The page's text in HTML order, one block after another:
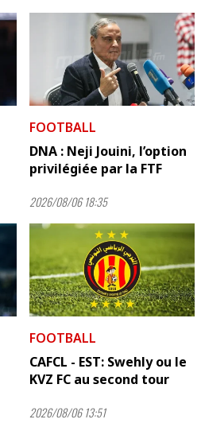
FOOTBALL
DNA : Neji Jouini, l’option
privilégiée par la FTF
2026/08/06 18:35
FOOTBALL
CAFCL - EST: Swehly ou le
KVZ FC au second tour
2026/08/06 13:51